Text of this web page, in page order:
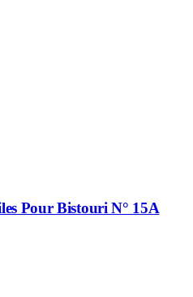
Pour Bistouri N° 15A